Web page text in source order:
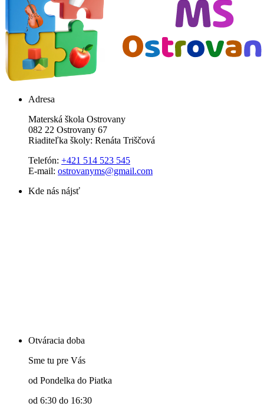
Adresa
Materská škola Ostrovany
082 22 Ostrovany 67
Riaditeľka školy: Renáta Triščová
Telefón: +421 514 523 545
E-mail: ostrovanyms@gmail.com
Kde nás nájsť
Otváracia doba
Sme tu pre Vás
od Pondelka do Piatka
od 6:30 do 16:30